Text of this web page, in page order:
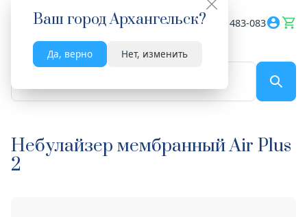
Ваш городАрхангельск?
Да, верно Нет, изменить
Весь сайт 8182 483-083
Небулайзер мембранный Air Plus
2